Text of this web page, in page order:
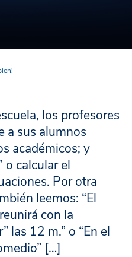
los profesores
a sus alumnos
académicos; y
o calcular el
Por otra
leemos: “El
con la
las 12 m.” o “En el
[…]